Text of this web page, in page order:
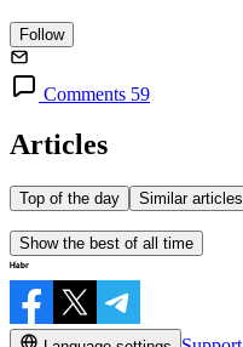
Follow
Comments 59
Articles
Top of the day Similar articles
Show the best of all time